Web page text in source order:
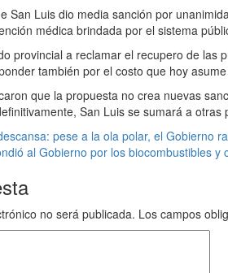
San Luis dio media sanción por
médica brindada por el sistema
provincial a reclamar el recupero de
también por el costo que hoy
que la propuesta no crea nuevas
San Luis se sumará a
pese a la ola polar, el Gobierno
al Gobierno por los biocombustibles
no será publicada. Los campos